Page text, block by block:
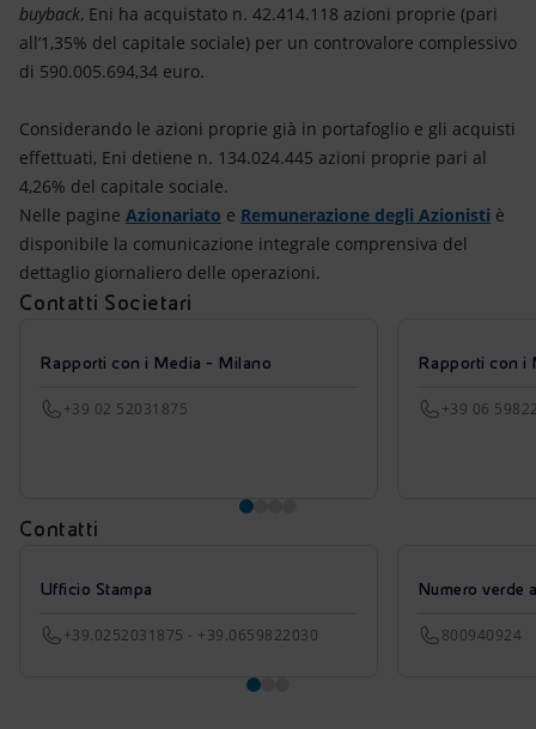
buyback, Eni ha acquistato n. 42.414.118 azioni proprie (pari
all’1,35% del capitale sociale) per un controvalore complessivo
di 590.005.694,34 euro.
Considerando le azioni proprie già in portafoglio e gli acquisti
effettuati, Eni detiene n. 134.024.445 azioni proprie pari al
4,26% del capitale sociale.
Nelle pagine Azionariato e Remunerazione degli Azionisti è
disponibile la comunicazione integrale comprensiva del
dettaglio giornaliero delle operazioni.
Contatti Societari
Rapporti con i Media - Milano
+39 02 52031875
Rapporti con i
+39 06
Contatti
Ufficio Stampa
+39.0252031875 - +39.0659822030
Numero verde
800940924